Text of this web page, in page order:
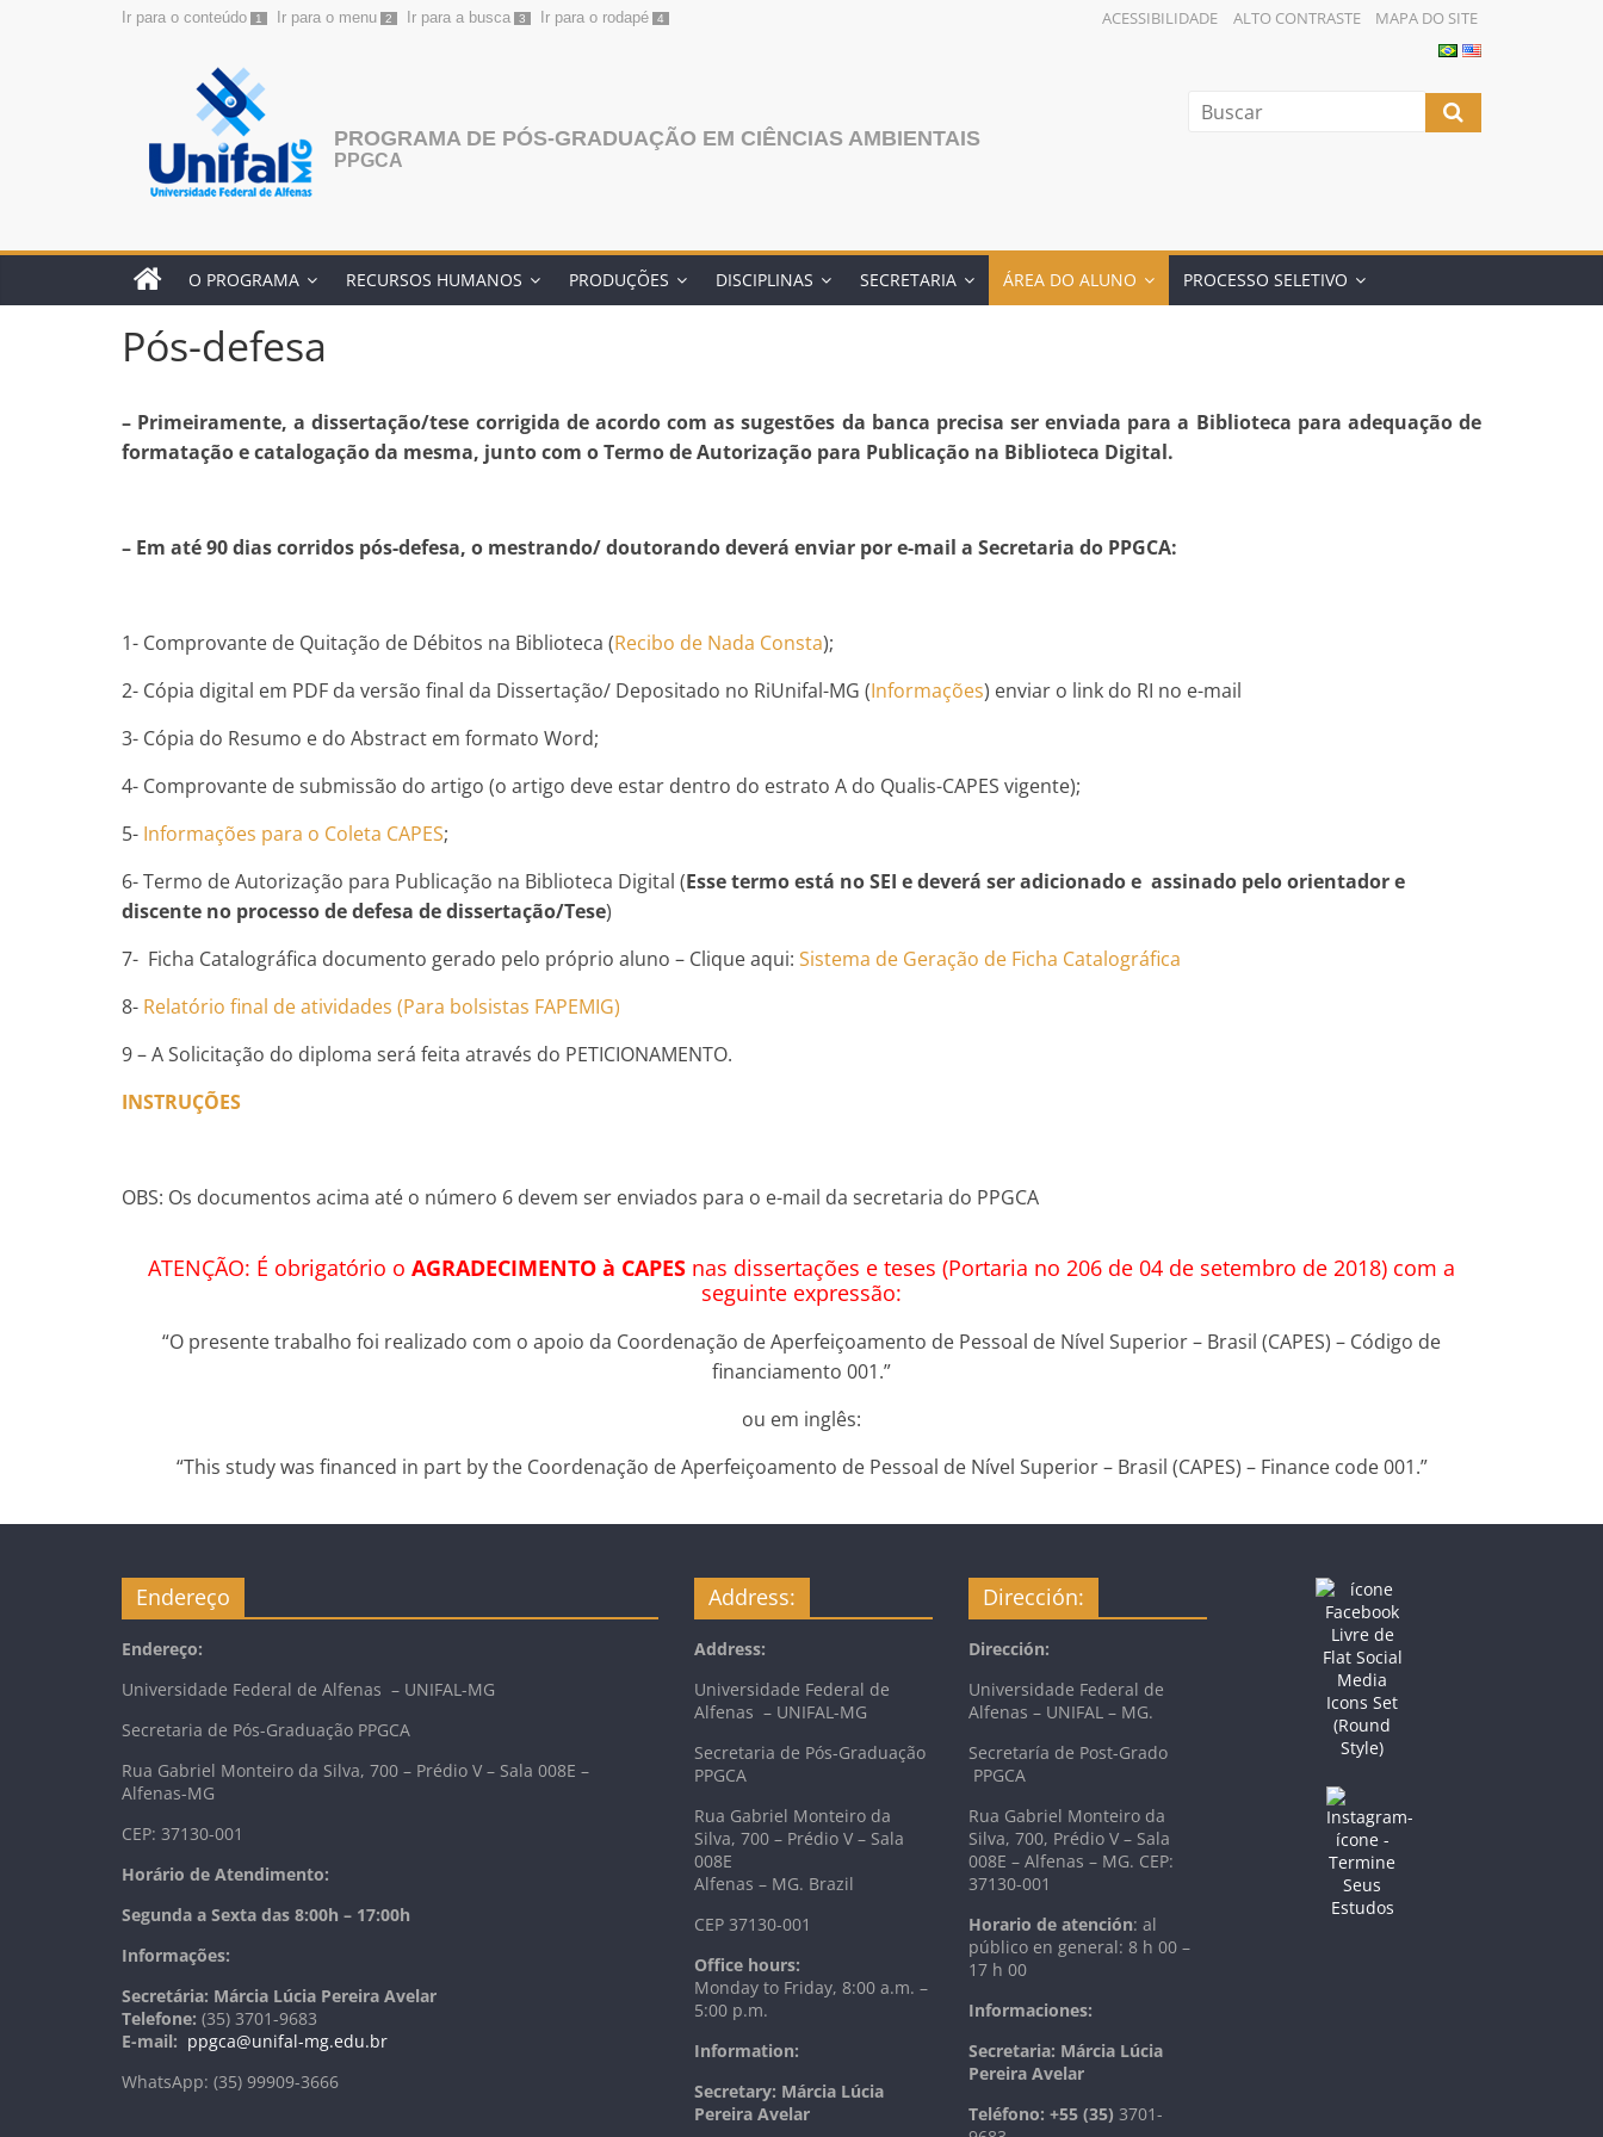
Ir para o conteúdo 1 Ir para o menu 2 Ir para a busca 3 Ir para o rodapé 4 ACESSIBILIDADE ALTO CONTRASTE MAPA DO SITE
PROGRAMA DE PÓS-GRADUAÇÃO EM CIÊNCIAS AMBIENTAIS
PPGCA
O PROGRAMA RECURSOS HUMANOS PRODUÇÕES DISCIPLINAS SECRETARIA ÁREA DO ALUNO PROCESSO SELETIVO
Pós-defesa
– Primeiramente, a dissertação/tese corrigida de acordo com as sugestões da banca precisa ser enviada para a Biblioteca para adequação de
formatação e catalogação da mesma, junto com o Termo de Autorização para Publicação na Biblioteca Digital.
– Em até 90 dias corridos pós-defesa, o mestrando/ doutorando deverá enviar por e-mail a Secretaria do PPGCA:
1- Comprovante de Quitação de Débitos na Biblioteca (Recibo de Nada Consta);
2- Cópia digital em PDF da versão final da Dissertação/ Depositado no RiUnifal-MG (Informações) enviar o link do RI no e-mail
3- Cópia do Resumo e do Abstract em formato Word;
4- Comprovante de submissão do artigo (o artigo deve estar dentro do estrato A do Qualis-CAPES vigente);
5- Informações para o Coleta CAPES;
6- Termo de Autorização para Publicação na Biblioteca Digital (Esse termo está no SEI e deverá ser adicionado e assinado pelo orientador e
discente no processo de defesa de dissertação/Tese)
7- Ficha Catalográfica documento gerado pelo próprio aluno – Clique aqui: Sistema de Geração de Ficha Catalográfica
8- Relatório final de atividades (Para bolsistas FAPEMIG)
9 – A Solicitação do diploma será feita através do PETICIONAMENTO.
INSTRUÇÕES
OBS: Os documentos acima até o número 6 devem ser enviados para o e-mail da secretaria do PPGCA
ATENÇÃO: É obrigatório o AGRADECIMENTO à CAPES nas dissertações e teses (Portaria no 206 de 04 de setembro de 2018) com a
seguinte expressão:
“O presente trabalho foi realizado com o apoio da Coordenação de Aperfeiçoamento de Pessoal de Nível Superior – Brasil (CAPES) – Código de
financiamento 001.”
ou em inglês:
“This study was financed in part by the Coordenação de Aperfeiçoamento de Pessoal de Nível Superior – Brasil (CAPES) – Finance code 001.”
Endereço
Endereço:
Universidade Federal de Alfenas – UNIFAL-MG
Secretaria de Pós-Graduação PPGCA
Rua Gabriel Monteiro da Silva, 700 – Prédio V – Sala 008E –
Alfenas-MG
CEP: 37130-001
Horário de Atendimento:
Segunda a Sexta das 8:00h – 17:00h
Informações:
Secretária: Márcia Lúcia Pereira Avelar
Telefone: (35) 3701-9683
E-mail: ppgca@unifal-mg.edu.br
WhatsApp: (35) 99909-3666
Address:
Address:
Universidade Federal de
Alfenas – UNIFAL-MG
Secretaria de Pós-Graduação
PPGCA
Rua Gabriel Monteiro da
Silva, 700 – Prédio V – Sala
008E
Alfenas – MG. Brazil
CEP 37130-001
Office hours:
Monday to Friday, 8:00 a.m. –
5:00 p.m.
Information:
Secretary: Márcia Lúcia
Pereira Avelar
Dirección:
Dirección:
Universidade Federal de
Alfenas – UNIFAL – MG.
Secretaría de Post-Grado
PPGCA
Rua Gabriel Monteiro da
Silva, 700, Prédio V – Sala
008E – Alfenas – MG. CEP:
37130-001
Horario de atención: al
público en general: 8 h 00 –
17 h 00
Informaciones:
Secretaria: Márcia Lúcia
Pereira Avelar
Teléfono: +55 (35) 3701-